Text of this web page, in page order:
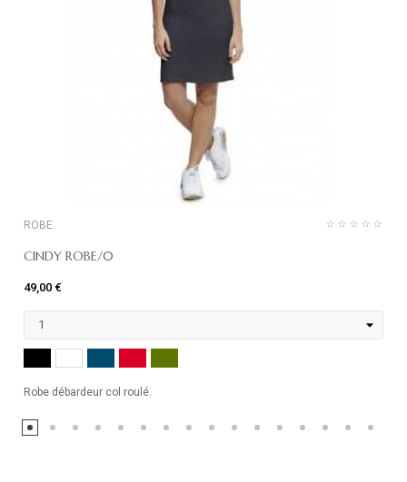
ROBE
CINDY ROBE/0
49,00 €
Robe débardeur col roulé.